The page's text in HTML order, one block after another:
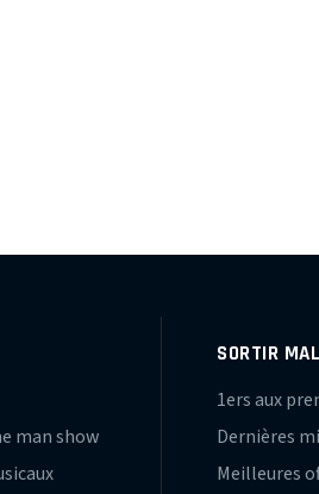
man show
SORTIR
1ers aux
Dernières
Meilleures